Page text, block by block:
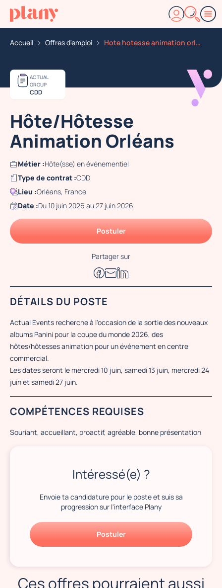
Accueil Offres d'emploi Hote hotesse animation orleans
ACTUAL
GROUP
CDD
Hôte/Hôtesse
Animation Orléans
Métier :Hôte(sse) en événementiel
Type de contrat :CDD
Lieu :Orléans, France
Date :Du 10 juin 2026 au 27 juin 2026
Postuler
Partager sur
DÉTAILS DU POSTE
Actual Events recherche à l'occasion de la sortie des nouveaux
albums Panini pour la coupe du monde 2026, des
hôtes/hôtesses animation pour un événement en centre
commercial.
Les dates seront le mercredi 10 juin, samedi 13 juin, mercredi 24
juin et samedi 27 juin.
COMPÉTENCES REQUISES
Souriant, accueillant, proactif, agréable, bonne présentation
Intéressé(e) ?
Envoie ta candidature pour le poste et suis sa
progression sur l'interface Plany
Postuler
Ces offres pourraient aussi